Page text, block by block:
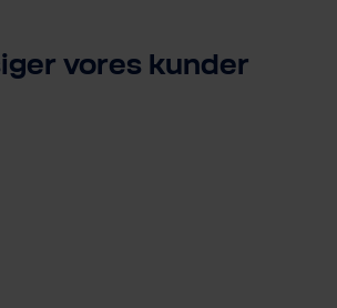
vores kunder